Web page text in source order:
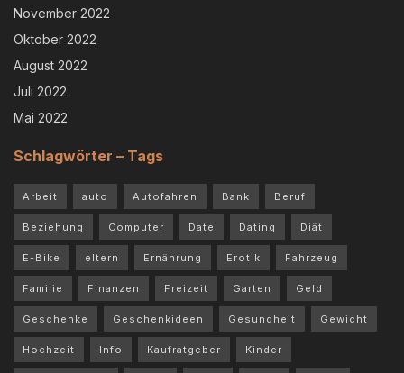
November 2022
Oktober 2022
August 2022
Juli 2022
Mai 2022
Schlagwörter – Tags
Arbeit auto Autofahren Bank Beruf
Beziehung Computer Date Dating Diät
E-Bike eltern Ernährung Erotik Fahrzeug
Familie Finanzen Freizeit Garten Geld
Geschenke Geschenkideen Gesundheit Gewicht
Hochzeit Info Kaufratgeber Kinder